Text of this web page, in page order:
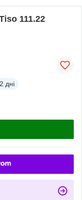
111.22
2 дні